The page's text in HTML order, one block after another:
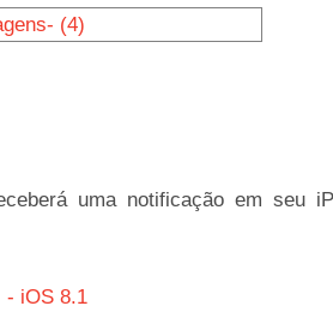
uma notificação em seu